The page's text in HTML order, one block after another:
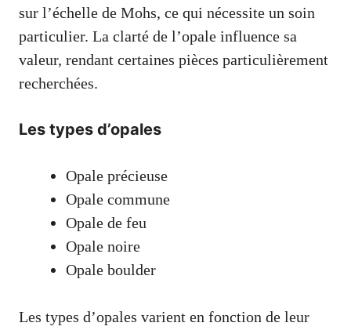
sur l’échelle de Mohs, ce qui nécessite un soin
particulier. La clarté de l’opale influence sa
valeur, rendant certaines pièces particulièrement
recherchées.
Les types d’opales
Opale précieuse
Opale commune
Opale de feu
Opale noire
Opale boulder
Les types d’opales varient en fonction de leur